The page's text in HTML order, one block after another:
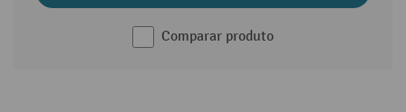
Comparar produto